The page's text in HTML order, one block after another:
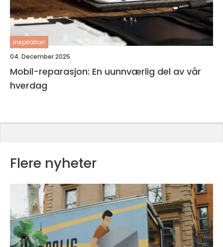
inspiration
04. December 2025
Mobil-reparasjon: En uunnværlig del av vår
hverdag
Flere nyheter